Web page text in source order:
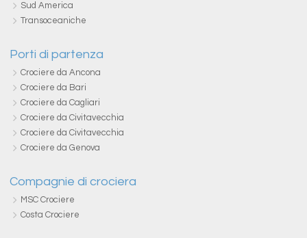
Sud America
Transoceaniche
Porti di partenza
Crociere da Ancona
Crociere da Bari
Crociere da Cagliari
Crociere da Civitavecchia
Crociere da Civitavecchia
Crociere da Genova
Compagnie di crociera
MSC Crociere
Costa Crociere